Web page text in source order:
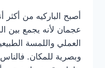
أصبح الباركيه من أكثر
عجمان لأنه يجمع بين
العملي واللمسة
وبصرية للمكان.